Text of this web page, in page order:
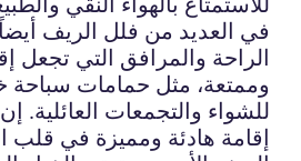
في العديد من فلل الريف
الراحة والمرافق التي تجعل
وممتعة، مثل حمامات
للشواء والتجمعات
إقامة هادئة ومميزة في قلب